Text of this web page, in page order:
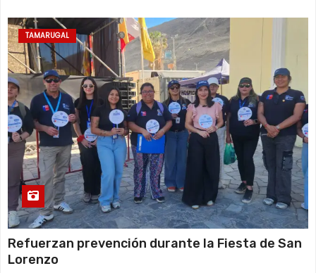
TAMARUGAL
Refuerzan prevención durante la Fiesta de San
Lorenzo